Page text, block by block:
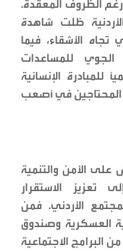
رغم الظروف المعقدة.
ظلت شاهدة
تجاه الأشقاء، فيما
الجوي للمساعدات
للمبادرة الإنسانية
في أصعب
الأمن والتنمية
تعزيز الاستقرار
الأردني. فمن
العسكرية وصندوق
البرامج الاجتماعية